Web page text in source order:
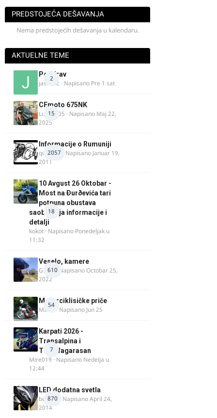
PREDSTOJEĆA DEŠAVANJA
Nema predstojećih dešavanja u kalendaru.
AKTUELNE TEME
2
Pozdrav
jasminc · Napisano Pre 1 sat
15
CFmoto 675NK
Luka9905 · Napisano Maj 22,
2025
2057
Informacije o Rumuniji
quasaar · Napisano Januar 19,
2011
18
10 Avgust 26 Oktobar -
Most na Ðurðevića tari
potpuna obustava
saobraćaja informacije i
detalji
kokot · Napisano Ponedeljak u
11:32
610
Veselo, kamere
GR 46· NapisanoOctobar 25,
2022
54
Motorciklisičke priče
MIHO · Napisano Jun 25
7
Karpati 2026 -
Transalpina i
Transfagarasan
Mire019 · Napisano Nedelja u
12:44
870
LED dodatna svetla
boki.64 · NapisanoApril 24,
2014